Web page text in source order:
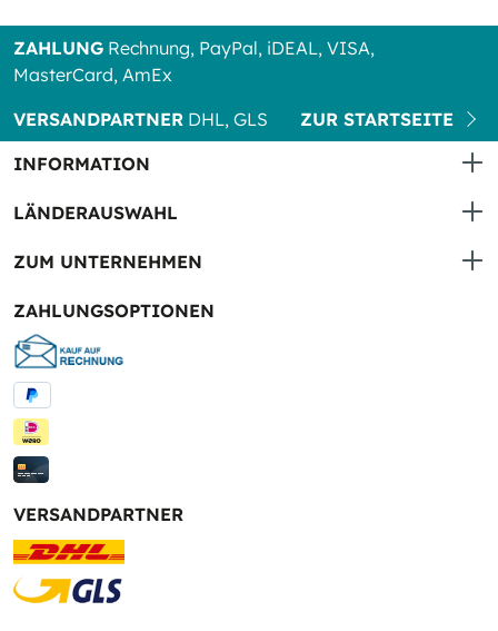
ZAHLUNG Rechnung, PayPal, iDEAL, VISA,
MasterCard, AmEx
VERSANDPARTNER DHL, GLS
ZUR STARTSEITE
INFORMATION
LÄNDERAUSWAHL
ZUM UNTERNEHMEN
ZAHLUNGSOPTIONEN
VERSANDPARTNER